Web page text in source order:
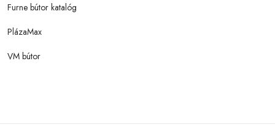
Furne bútor katalóg
PlázaMax
VM bútor